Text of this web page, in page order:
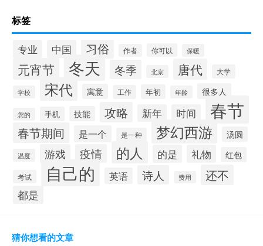
标签
专业 中国 习俗 作者 你可以 保暖
元宵节 冬天 冬季 北京 唐代 大学
学校 宋代 寓意 工作 年初 年龄 很多人
您的 手机 技能 攻略 新年 时间 春节
春节期间 是一个 是一种 梦幻西游 汤圆
温度 游戏 疫情 的人 的是 礼物 红包
考试 自己的 英语 诗人 费用 还不
都是
猜你想看的文章